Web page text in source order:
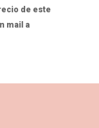
de este
mail a